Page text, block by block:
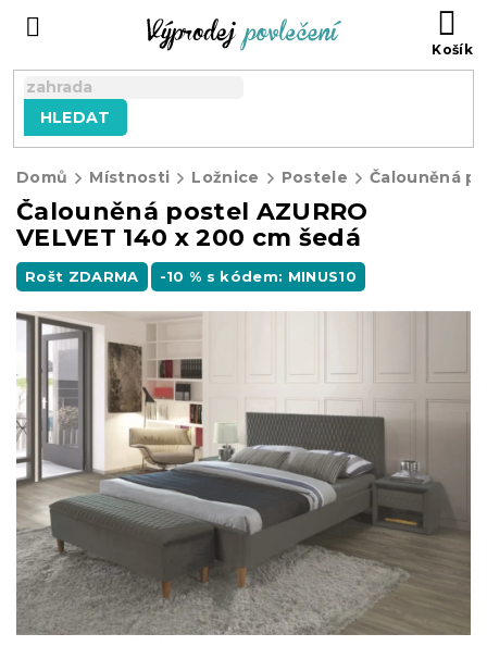
HLEDAT
Domů Místnosti Ložnice Postele
Čalouněná postel AZURRO
VELVET 140 x 200 cm šedá
Rošt ZDARMA -10 % s kódem: MINUS10